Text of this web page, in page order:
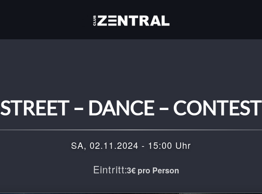
STREET – DANCE – CONTEST
SA, 02.11.2024 - 15:00 Uhr
Eintritt:3€ pro Person